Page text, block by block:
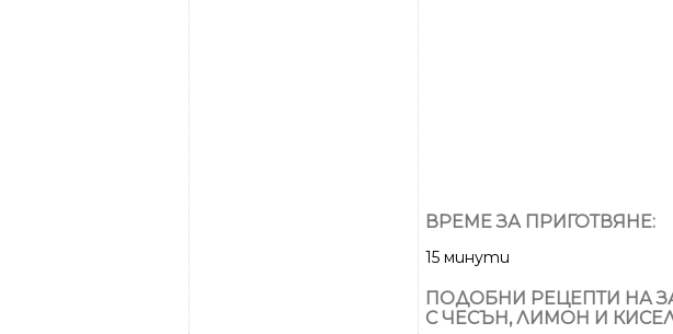
ВРЕМЕ ЗА ПРИГОТВЯНЕ:
15 минути
ПОДОБНИ РЕЦЕПТИ НА
С ЧЕСЪН, ЛИМОН И